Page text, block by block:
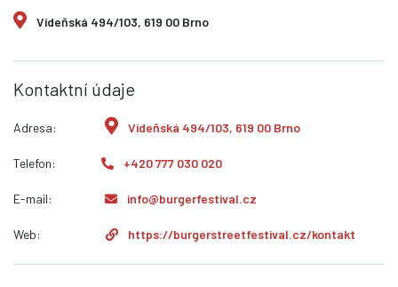
Vídeňská 494/103, 619 00 Brno
Kontaktní údaje
Adresa: Vídeňská 494/103, 619 00 Brno
Telefon: +420 777 030 020
E-mail: info@burgerfestival.cz
Web: https://burgerstreetfestival.cz/kontakt